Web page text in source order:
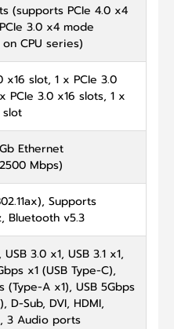
(supports PCIe 4.0 x4
3.0 x4 mode
CPU series)
x16 slot, 1 x PCIe 3.0
PCIe 3.0 x16 slots, 1 x
slot
Ethernet
Mbps)
Supports
Bluetooth v5.3
3.0 x1, USB 3.1 x1,
x1 (USB Type-C),
(Type-A x1), USB 5Gbps
D-Sub, DVI, HDMI,
3 Audio ports